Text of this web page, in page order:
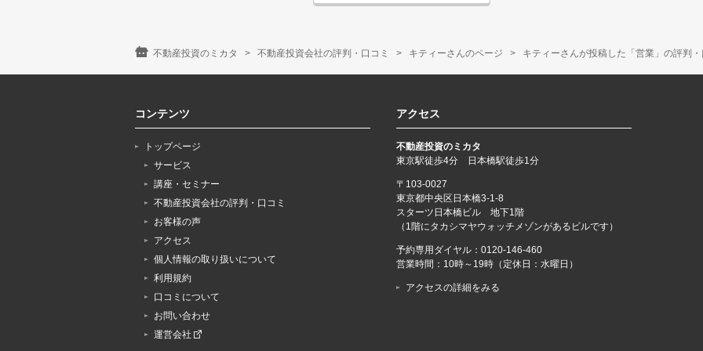
不動産投資のミカタ 不動産投資会社の評判・口コミ キティーさんのページ キティーさんが投稿した「営業」の評判
コンテンツ
トップページ
サービス
講座・セミナー
不動産投資会社の評判・口コミ
お客様の声
アクセス
個人情報の取り扱いについて
利用規約
口コミについて
お問い合わせ
運営会社
アクセス
不動産投資のミカタ
東京駅徒歩4分 日本橋駅徒歩1分
〒103-0027
東京都中央区日本橋3-1-8
スターツ日本橋ビル 地下1階
（1階にタカシマヤウォッチメゾンがあるビルです）
予約専用ダイヤル：0120-146-460
営業時間：10時～19時（定休日：水曜日）
アクセスの詳細をみる